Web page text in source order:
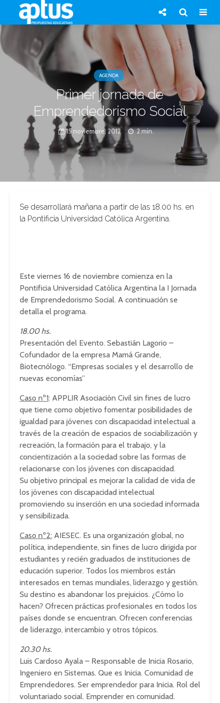
AGENDA
Primer jornada de
Emprendedorismo Social
15 noviembre, 2012 2 min.
Se desarrollará mañana a partir de las 18.00 hs. en
la Pontificia Universidad Católica Argentina.
Este viernes 16 de noviembre comienza en la
Pontificia Universidad Católica Argentina la I Jornada
de Emprendedorismo Social. A continuación se
detalla el programa.
18.00 hs.
Presentación del Evento. Sebastián Lagorio –
Cofundador de la empresa Mamá Grande,
Biotecnólogo. “Empresas sociales y el desarrollo de
nuevas economías”
Caso nº1: APPLIR Asociación Civil sin fines de lucro
que tiene como objetivo fomentar posibilidades de
igualdad para jóvenes con discapacidad intelectual a
través de la creación de espacios de sociabilización y
recreación, la formación para el trabajo, y la
concientización a la sociedad sobre las formas de
relacionarse con los jóvenes con discapacidad.
Su objetivo principal es mejorar la calidad de vida de
los jóvenes con discapacidad intelectual
promoviendo su inserción en una sociedad informada
y sensibilizada.
Caso nº2: AIESEC. Es una organización global, no
política, independiente, sin fines de lucro dirigida por
estudiantes y recién graduados de instituciones de
educación superior. Todos los miembros están
interesados en temas mundiales, liderazgo y gestión.
Su destino es abandonar los prejuicios. ¿Cómo lo
hacen? Ofrecen prácticas profesionales en todos los
países donde se encuentran. Ofrecen conferencias
de liderazgo, intercambio y otros tópicos.
20.30 hs.
Luis Cardoso Ayala – Responsable de Inicia Rosario,
Ingeniero en Sistemas. Que es Inicia. Comunidad de
Emprendedores. Ser emprendedor para Inicia. Rol del
voluntariado social. Emprender en comunidad.